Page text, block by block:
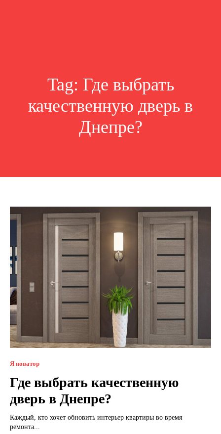
Tag: Где выбрать
качественную дверь в
Днепре?
Я новатор
Где выбрать качественную
дверь в Днепре?
Каждый, кто хочет обновить интерьер квартиры во время
ремонта...